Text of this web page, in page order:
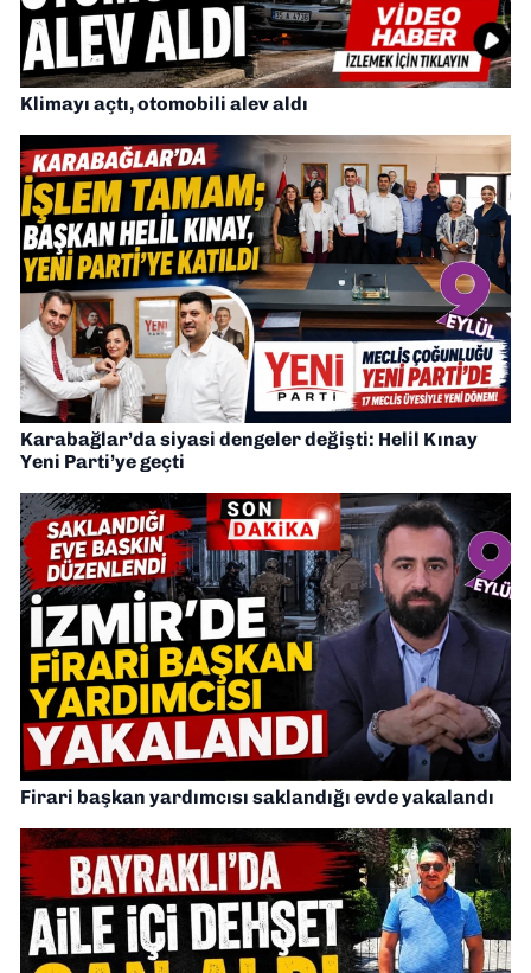
Klimayı açtı, otomobili alev aldı
Karabağlar’da siyasi dengeler değişti: Helil Kınay
Yeni Parti’ye geçti
Firari başkan yardımcısı saklandığı evde yakalandı